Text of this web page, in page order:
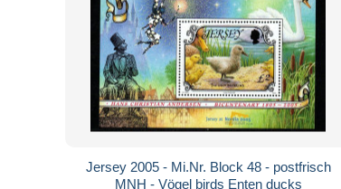
Jersey 2005 - Mi.Nr. Block 48 - postfrisch
MNH - Vögel birds Enten ducks